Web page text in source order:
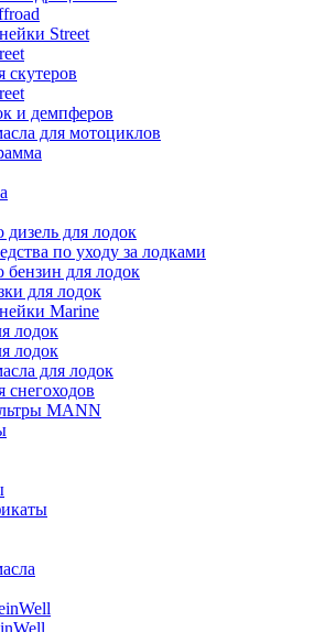
Street
скутеров
и демпферов
для мотоциклов
для лодок
по уходу за лодками
для лодок
для лодок
Marine
лодок
лодок
для лодок
MANN